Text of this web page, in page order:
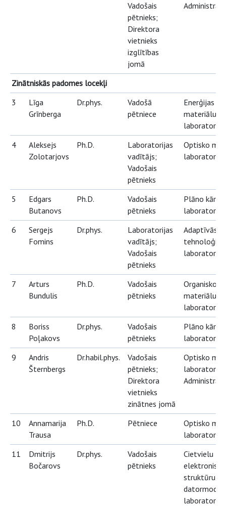
Vadošais
pētnieks;
Direktora
vietnieks
izglītības
jomā
Zinātniskās padomes locekļi
3
Līga
Grīnberga
Dr.phys.
Vadošā
pētniece
Enerģijas
materiālu
laboratorija
4
Aleksejs
Zolotarjovs
Ph.D.
Laboratorijas
vadītājs;
Vadošais
pētnieks
Optisko
laboratorija
5
Edgars
Butanovs
Ph.D.
Vadošais
pētnieks
Plāno
laboratorija
6
Sergejs
Fomins
Dr.phys.
Laboratorijas
vadītājs;
Vadošais
pētnieks
Adaptīvās
tehnoloģiju
laboratorija
7
Arturs
Bundulis
Ph.D.
Vadošais
pētnieks
Organisko
materiālu
laboratorija
8
Boriss
Poļakovs
Dr.phys.
Vadošais
pētnieks
Plāno
laboratorija
9
Andris
Šternbergs
Dr.habil.phys.
Vadošais
pētnieks;
Direktora
vietnieks
zinātnes jomā
Optisko
laboratorija;
10
Annamarija
Trausa
Ph.D. Pētniece
Optisko
laboratorija
11
Dmitrijs
Bočarovs
Dr.phys.
Vadošais
pētnieks
Cietvielu
elektronisko
struktūru
laboratorija